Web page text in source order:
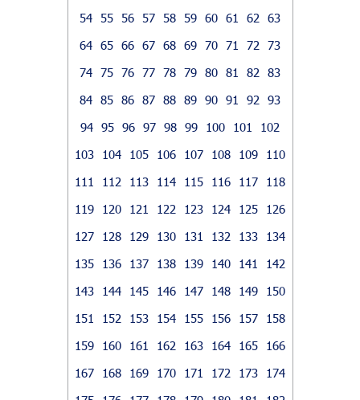
54 55 56 57 58 59 60 61 62
63
64 65 66 67 68 69 70 71 72
73
74 75 76 77 78 79 80 81 82
83
84 85 86 87 88 89 90 91 92
93
94 95 96 97 98 99 100 101
102
103
104 105 106 107 108 109
110
111
112 113 114 115 116 117
118
119
120 121 122 123 124 125
126
127
128 129 130 131 132 133
134
135
136 137 138 139 140 141
142
143
144 145 146 147 148 149
150
151
152 153 154 155 156 157
158
159
160 161 162 163 164 165
166
167
168 169 170 171 172 173
174